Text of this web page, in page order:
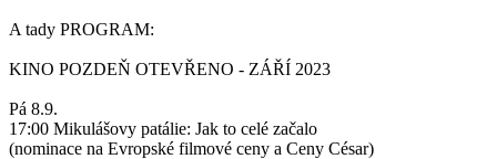
A tady PROGRAM:
KINO POZDEŇ OTEVŘENO - ZÁŘÍ 2023
Pá 8.9.
17:00 Mikulášovy patálie: Jak to celé začalo
(nominace na Evropské filmové ceny a Ceny César)